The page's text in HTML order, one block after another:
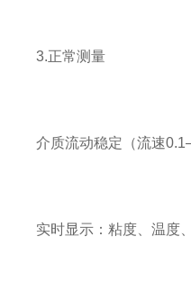
3.正常测量
介质流动稳定（流速
实时显示：粘度、温度